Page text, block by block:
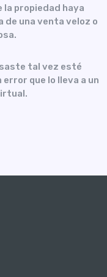
la propiedad haya
una venta veloz o
tal vez esté
que lo lleva a un